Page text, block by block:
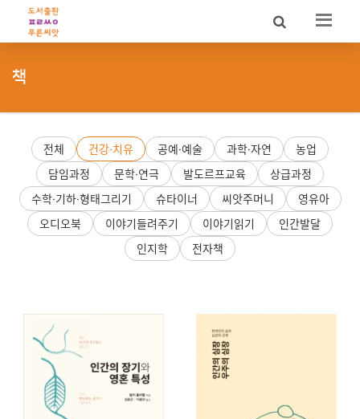
책
전체 건강·치유 공예·예술 과학·자연
농업
담임과정
문학·연극 발도르프교육
상급과정
수학·기하·형태그리기
슈타이너 씨앗주머니
영유아
오디오북
이야기들려주기 이야기읽기
인간발달
인지학
전자책